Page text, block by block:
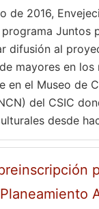
de 2016,
Juntos
difusión al
mayores en los
en el Museo de
del CSIC
desde